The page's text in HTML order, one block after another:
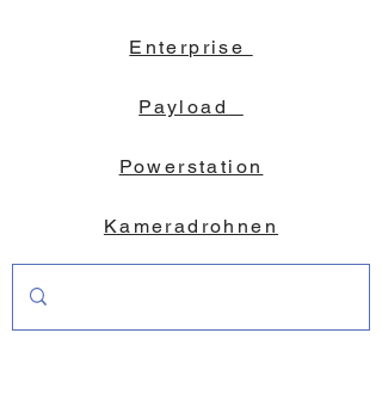
Enterprise
Payload
Powerstation
Kameradrohnen